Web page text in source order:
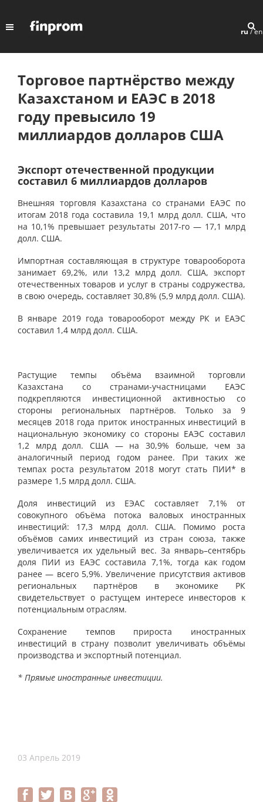
ru/en
Торговое партнёрство между
Казахстаном и ЕАЭС в 2018
году превысило 19
миллиардов долларов США
Экспорт отечественной продукции
составил 6 миллиардов долларов
Внешняя торговля Казахстана со странами ЕАЭС по
итогам 2018 года составила 19,1 млрд долл. США, что
на 10,1% превышает результаты 2017-го — 17,1 млрд
долл. США.
Импортная составляющая в структуре товарооборота
занимает 69,2%, или 13,2 млрд долл. США, экспорт
отечественных товаров и услуг в страны содружества,
в свою очередь, составляет 30,8% (5,9 млрд долл. США).
В январе 2019 года товарооборот между РК и ЕАЭС
составил 1,4 млрд долл. США.
Растущие темпы объёма взаимной торговли
Казахстана со странами-участницами ЕАЭС
подкрепляются инвестиционной активностью со
стороны региональных партнёров. Только за 9
месяцев 2018 года приток иностранных инвестиций в
национальную экономику со стороны ЕАЭС составил
1,2 млрд долл. США — на 30,9% больше, чем за
аналогичный период годом ранее. При таких же
темпах роста результатом 2018 могут стать ПИИ* в
размере 1,5 млрд долл. США.
Доля инвестиций из ЕЭАС составляет 7,1% от
совокупного объёма потока валовых иностранных
инвестиций: 17,3 млрд долл. США. Помимо роста
объёмов самих инвестиций из стран союза, также
увеличивается их удельный вес. За январь–сентябрь
доля ПИИ из ЕАЭС составила 7,1%, тогда как годом
ранее — всего 5,9%. Увеличение присутствия активов
региональных партнёров в экономике РК
свидетельствует о растущем интересе инвесторов к
потенциальным отраслям.
Сохранение темпов прироста иностранных
инвестиций в страну позволит увеличивать объёмы
производства и экспортный потенциал.
* Прямые иностранные инвестиции.
03 Апрель 2019